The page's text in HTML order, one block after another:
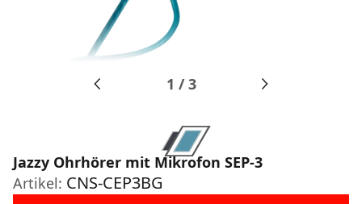
1 /3
Jazzy Ohrhörer mit Mikrofon SEP-3
Artikel: CNS-CEP3BG